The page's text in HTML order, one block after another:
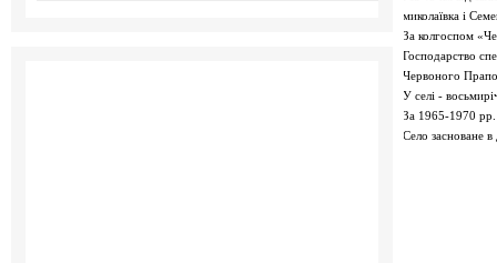
миколаївка і
За колгоспом
Господарство
Червоного
У селі -
За 1965-1970 рр.
Село засноване